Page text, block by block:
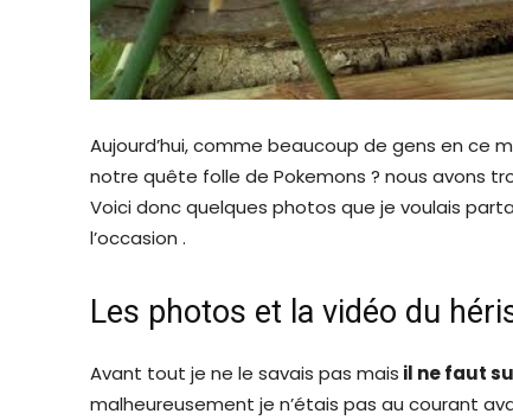
Aujourd’hui, comme beaucoup de gens en ce
notre quête folle de Pokemons ? nous avons
Voici donc quelques photos que je voulais
l’occasion .
Les photos et la vidéo du
Avant tout je ne le savais pas mais il ne faut
malheureusement je n’étais pas au courant